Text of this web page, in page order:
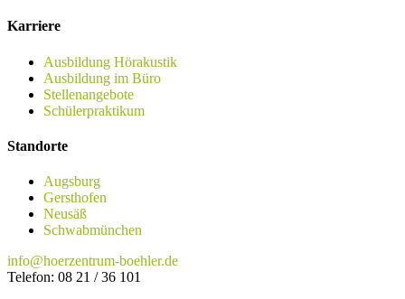
Karriere
Ausbildung Hörakustik
Ausbildung im Büro
Stellenangebote
Schülerpraktikum
Standorte
Augsburg
Gersthofen
Neusäß
Schwabmünchen
info@hoerzentrum-boehler.de
Telefon: 08 21 / 36 101